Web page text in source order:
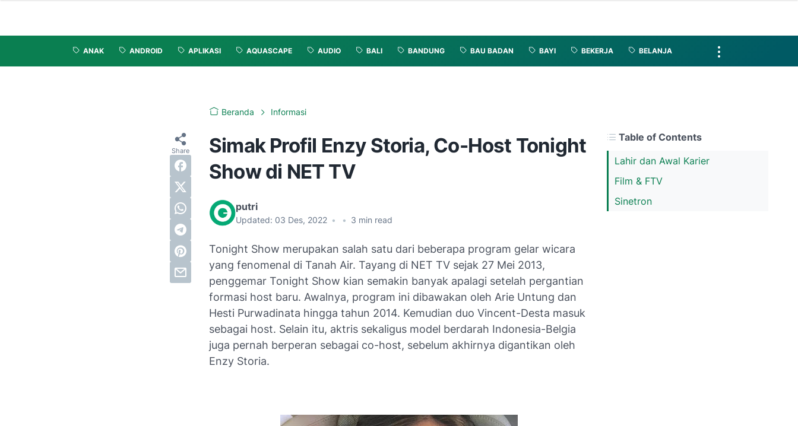
ANAK ANDROID APLIKASI AQUASCAPE AUDIO BALI BANDUNG BAU BADAN BAYI BEKERJA BELANJA
Beranda Informasi
Simak Profil Enzy Storia, Co-Host Tonight
Show di NET TV
putri
Updated: 03 Des, 2022 • • 3 min read
Table of Contents
Lahir dan Awal Karier
Film & FTV
Sinetron
Tonight Show merupakan salah satu dari beberapa program gelar wicara
yang fenomenal di Tanah Air. Tayang di NET TV sejak 27 Mei 2013,
penggemar Tonight Show kian semakin banyak apalagi setelah pergantian
formasi host baru. Awalnya, program ini dibawakan oleh Arie Untung dan
Hesti Purwadinata hingga tahun 2014. Kemudian duo Vincent-Desta masuk
sebagai host. Selain itu, aktris sekaligus model berdarah Indonesia-Belgia
juga pernah berperan sebagai co-host, sebelum akhirnya digantikan oleh
Enzy Storia.